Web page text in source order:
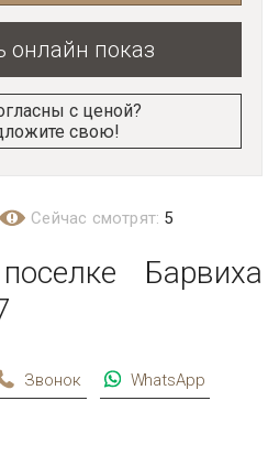
онлайн показ
с ценой?
свою!
Сейчас смотрят: 5
Барвиха
Звонок WhatsApp